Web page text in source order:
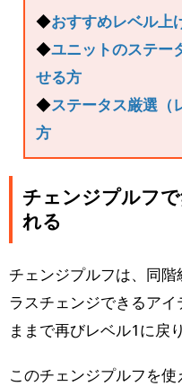
◆おすすめレベル上
◆ユニットのステー
せる方
◆ステータス厳選（
方
チェンジプルフ
れる
チェンジプルフは、同
ラスチェンジできるア
ままで再びレベル1に戻
このチェンジプルフを